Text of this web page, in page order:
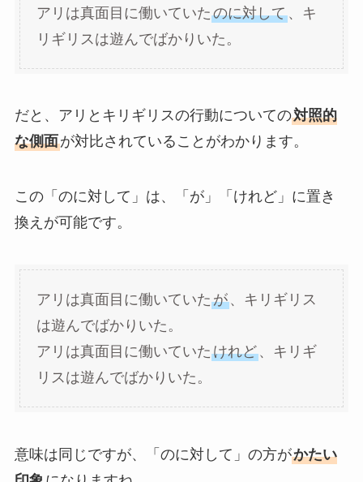
アリは真面目に働いていたのに対して、キ
リギリスは遊んでばかりいた。
だと、アリとキリギリスの行動についての対照的
な側面が対比されていることがわかります。
この「のに対して」は、「が」「けれど」に置き
換えが可能です。
アリは真面目に働いていたが、キリギリス
は遊んでばかりいた。
アリは真面目に働いていたけれど、キリギ
リスは遊んでばかりいた。
意味は同じですが、「のに対して」の方がかたい